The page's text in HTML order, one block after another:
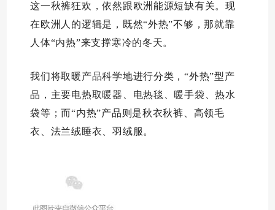
这一秋裤狂欢，依然跟欧洲能源短缺有关。现
在欧洲人的逻辑是，既然“外热”不够，那就靠
人体“内热”来支撑寒冷的冬天。
我们将取暖产品科学地进行分类，“外热”型产
品，主要电热取暖器、电热毯、暖手袋、热水
袋等；而“内热”产品则是秋衣秋裤、高领毛
衣、法兰绒睡衣、羽绒服。